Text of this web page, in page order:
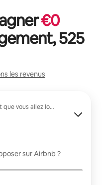
€0
525
les revenus
vous allez louer ?
sur Airbnb ?